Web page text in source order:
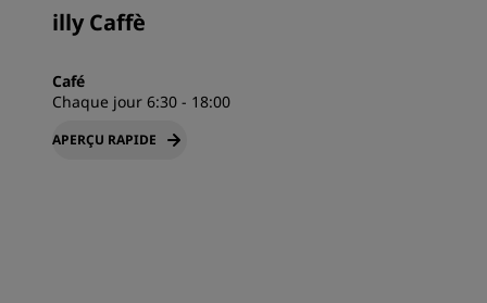
illy Caffè
Café
Chaque jour 6:30 - 18:00
APERÇU RAPIDE